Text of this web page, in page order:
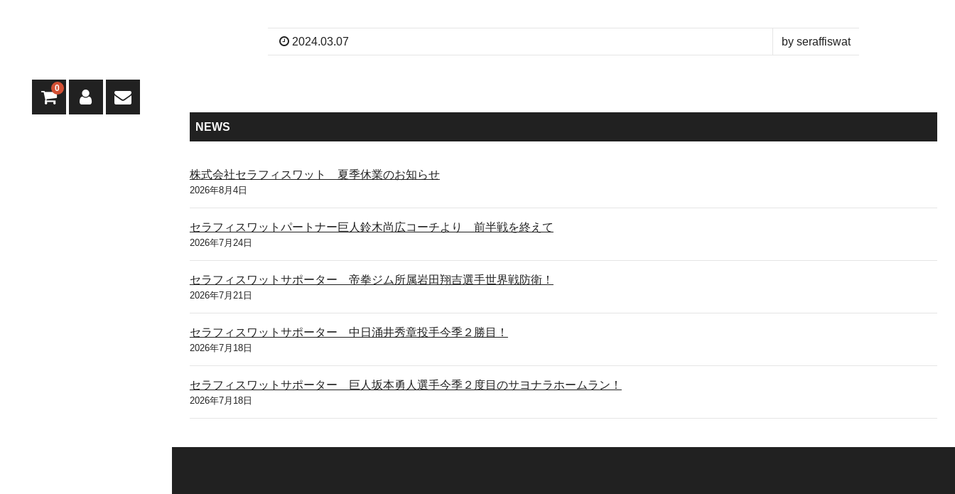
0
2024.03.07 by seraffiswat
NEWS
株式会社セラフィスワット 夏季休業のお知らせ
2026年8月4日
セラフィスワットパートナー巨人鈴木尚広コーチより 前半戦を終えて
2026年7月24日
セラフィスワットサポーター 帝拳ジム所属岩田翔吉選手世界戦防衛！
2026年7月21日
セラフィスワットサポーター 中日涌井秀章投手今季２勝目！
2026年7月18日
セラフィスワットサポーター 巨人坂本勇人選手今季２度目のサヨナラホームラン！
2026年7月18日